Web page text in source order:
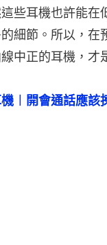
些耳機也許能在
細節。所以，
中正的耳機，才
︱開會通話應